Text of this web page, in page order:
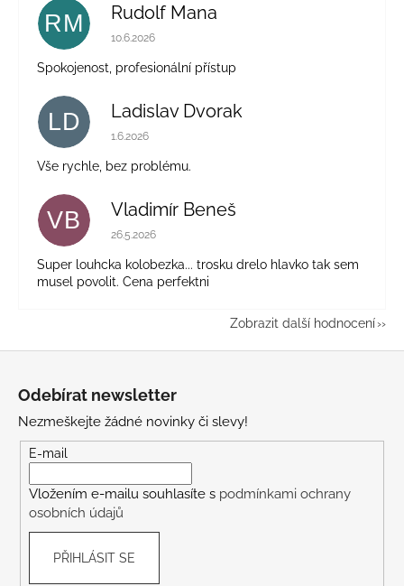
RM Rudolf Mana
Hodnocení obchodu je 5 z 5 hvězdiček.
10.6.2026
Spokojenost, profesionální přístup
LD Ladislav Dvorak
Hodnocení obchodu je 5 z 5 hvězdiček.
1.6.2026
Vše rychle, bez problému.
VB Vladimír Beneš
Hodnocení obchodu je 5 z 5 hvězdiček.
26.5.2026
Super louhcka kolobezka... trosku drelo hlavko tak sem
musel povolit. Cena perfektni
Zobrazit další hodnocení
Odebírat newsletter
Nezmeškejte žádné novinky či slevy!
E-mail
Vložením e-mailu souhlasíte s podmínkami ochrany
osobních údajů
PŘIHLÁSIT SE